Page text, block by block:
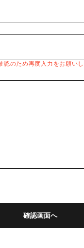
認のため再度入力をお願い